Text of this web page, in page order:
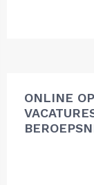
ONLINE